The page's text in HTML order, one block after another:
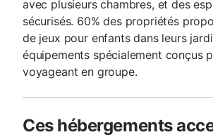
avec plusieurs chambres, et des
sécurisés. 60% des propriétés
de jeux pour enfants dans leurs
équipements spécialement conçus
voyageant en groupe.
Ces hébergements